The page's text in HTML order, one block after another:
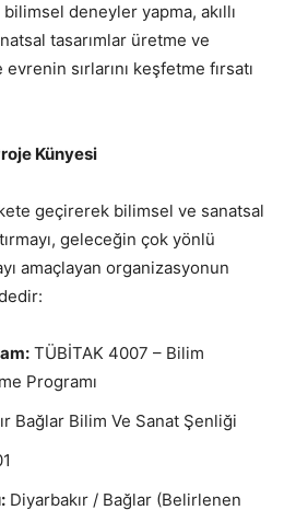
deneyler yapma, akıllı
tasarımlar üretme ve
sırlarını keşfetme fırsatı
Künyesi
geçirerek bilimsel ve sanatsal
geleceğin çok yönlü
amaçlayan organizasyonun
TÜBİTAK 4007 – Bilim
Programı
Bağlar Bilim Ve Sanat Şenliği
Diyarbakır / Bağlar (Belirlenen